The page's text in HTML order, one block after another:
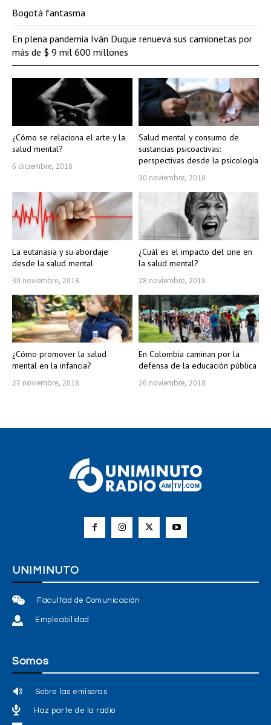
¿Cómo se relaciona el arte y la
salud mental?
6 diciembre, 2018
Salud mental y consumo de
sustancias psicoactivas:
perspectivas desde la psicología
30 noviembre, 2018
La eutanasia y su abordaje
desde la salud mental
30 noviembre, 2018
¿Cuál es el impacto del cine en
la salud mental?
28 noviembre, 2018
¿Cómo promover la salud
mental en la infancia?
27 noviembre, 2018
En Colombia caminan por la
defensa de la educación pública
26 noviembre, 2018
Bogotá fantasma
En plena pandemia Iván Duque renueva sus camionetas por
más de $ 9 mil 600 millones
UNIMINUTO
Facultad de Comunicación
Empleabilidad
Somos
Sobre las emisoras
Haz parte de la radio